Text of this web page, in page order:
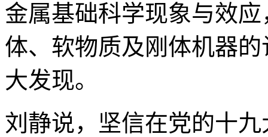
金属基础科学现象与效
体、软物质及刚体机器
大发现。
刘静说，坚信在党的十